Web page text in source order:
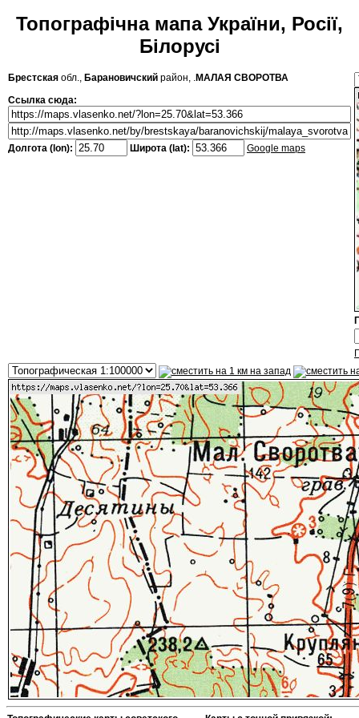
Топографічна мапа України, Росії,
Білорусі
Брестская обл., Барановичский район, .МАЛАЯ СВОРОТВА
Ссылка сюда:
Долгота (lon): Широта (lat): Google maps